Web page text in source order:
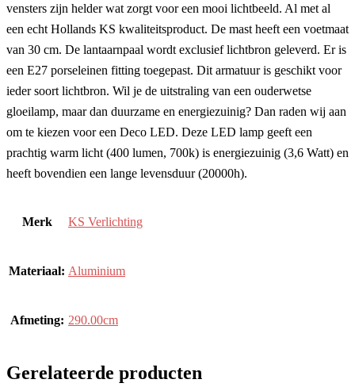
vensters zijn helder wat zorgt voor een mooi lichtbeeld. Al met al
een echt Hollands KS kwaliteitsproduct. De mast heeft een voetmaat
van 30 cm. De lantaarnpaal wordt exclusief lichtbron geleverd. Er is
een E27 porseleinen fitting toegepast. Dit armatuur is geschikt voor
ieder soort lichtbron. Wil je de uitstraling van een ouderwetse
gloeilamp, maar dan duurzame en energiezuinig? Dan raden wij aan
om te kiezen voor een Deco LED. Deze LED lamp geeft een
prachtig warm licht (400 lumen, 700k) is energiezuinig (3,6 Watt) en
heeft bovendien een lange levensduur (20000h).
Merk KS Verlichting
Materiaal: Aluminium
Afmeting: 290.00cm
Gerelateerde producten